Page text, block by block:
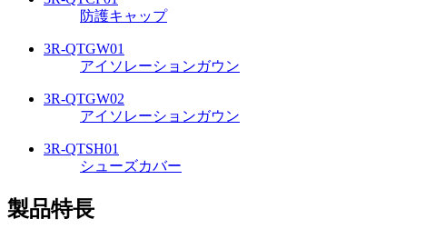
防護キャップ
3R-QTGW01
アイソレーションガウン
3R-QTGW02
アイソレーションガウン
3R-QTSH01
シューズカバー
製品特長